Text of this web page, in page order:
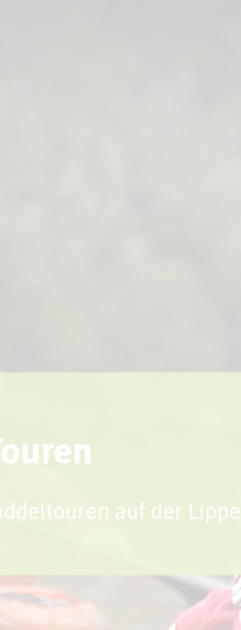
auf der Lippe